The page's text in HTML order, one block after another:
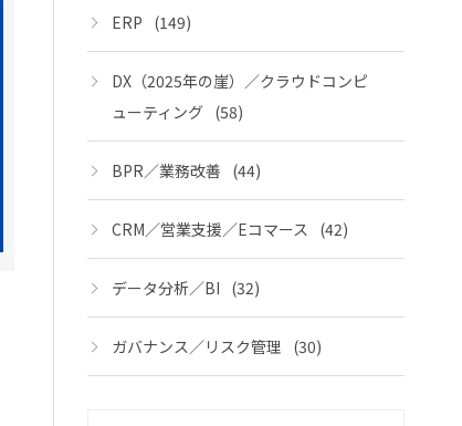
ERP (149)
DX（2025年の崖）／クラウドコンピ
ューティング (58)
BPR／業務改善 (44)
CRM／営業支援／Eコマース (42)
データ分析／BI (32)
ガバナンス／リスク管理 (30)